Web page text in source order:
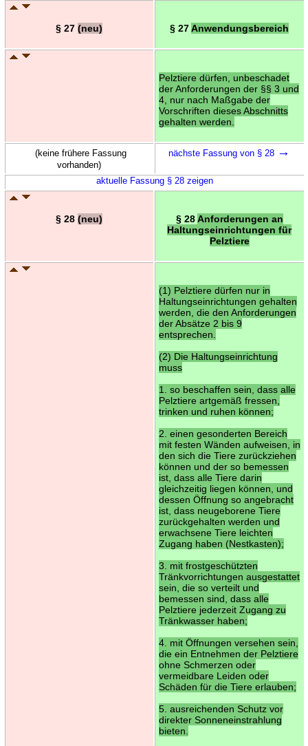
§ 27 (neu) § 27Anwendungsbereich
Pelztiere dürfen, unbeschadet
der Anforderungen der §§ 3 und
4, nur nach Maßgabe der
Vorschriften dieses Abschnitts
gehalten werden.
(keine frühere Fassung
vorhanden)
nächste Fassung von § 28 →
aktuelle Fassung § 28 zeigen
§ 28 (neu) § 28Anforderungen an
Haltungseinrichtungen für
Pelztiere
(1) Pelztiere dürfen nur in
Haltungseinrichtungen gehalten
werden, die den Anforderungen
der Absätze 2 bis 9
entsprechen.
(2) Die Haltungseinrichtung
muss
1. so beschaffen sein, dass alle
Pelztiere artgemäß fressen,
trinken und ruhen können;
2. einen gesonderten Bereich
mit festen Wänden aufweisen, in
den sich die Tiere zurückziehen
können und der so bemessen
ist, dass alle Tiere darin
gleichzeitig liegen können, und
dessen Öffnung so angebracht
ist, dass neugeborene Tiere
zurückgehalten werden und
erwachsene Tiere leichten
Zugang haben (Nestkasten);
3. mit frostgeschützten
Tränkvorrichtungen ausgestattet
sein, die so verteilt und
bemessen sind, dass alle
Pelztiere jederzeit Zugang zu
Tränkwasser haben;
4. mit Öffnungen versehen sein,
die ein Entnehmen der Pelztiere
ohne Schmerzen oder
vermeidbare Leiden oder
Schäden für die Tiere erlauben;
5. ausreichenden Schutz vor
direkter Sonneneinstrahlung
bieten.